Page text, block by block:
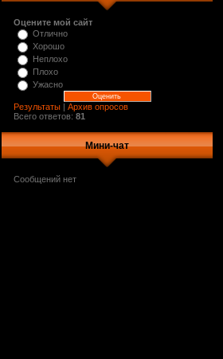
Оцените мой сайт
Отлично
Хорошо
Неплохо
Плохо
Ужасно
Результаты | Архив опросов
Всего ответов: 81
Мини-чат